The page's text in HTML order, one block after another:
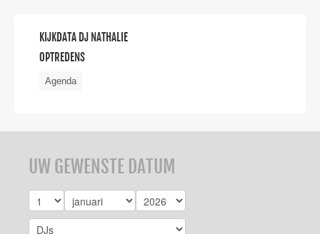
KIJKDATA DJ NATHALIE
OPTREDENS
Agenda
UW GEWENSTE DATUM